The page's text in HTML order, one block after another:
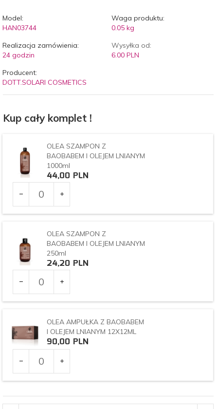
Model:
HAN03744
Waga produktu:
0.05 kg
Realizacja zamówienia:
24 godzin
Wysyłka od:
6.00 PLN
Producent:
DOTT.SOLARI COSMETICS
Kup cały komplet !
OLEA SZAMPON Z
BAOBABEM I OLEJEM LNIANYM
1000ml
44,00 PLN
dla
produktu
5040
OLEA SZAMPON Z
BAOBABEM I OLEJEM LNIANYM
250ml
24,20 PLN
dla
produktu
5044
OLEA AMPUŁKA Z BAOBABEM
I OLEJEM LNIANYM 12X12ML
90,00 PLN
dla
produktu
5048